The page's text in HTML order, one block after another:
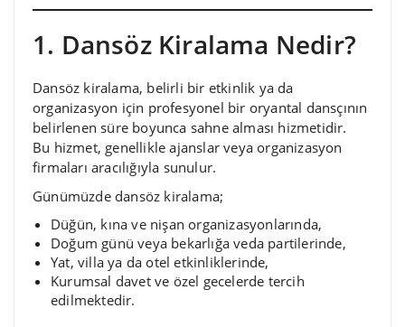
1. Dansöz Kiralama Nedir?
Dansöz kiralama, belirli bir etkinlik ya da
organizasyon için profesyonel bir oryantal dansçının
belirlenen süre boyunca sahne alması hizmetidir.
Bu hizmet, genellikle ajanslar veya organizasyon
firmaları aracılığıyla sunulur.
Günümüzde dansöz kiralama;
Düğün, kına ve nişan organizasyonlarında,
Doğum günü veya bekarlığa veda partilerinde,
Yat, villa ya da otel etkinliklerinde,
Kurumsal davet ve özel gecelerde tercih
edilmektedir.